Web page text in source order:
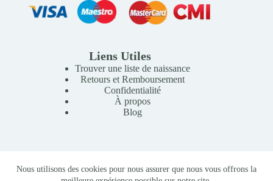
Nous utilisons des cookies pour nous assurer que nous vous offrons la
Liens Utiles
Trouver une liste de naissance
Retours et Remboursement
Confidentialité
À propos
Blog
Copyright © 2026 Mille Lunes - Création du site :
Baptiste
-Conditions Générales de Vente